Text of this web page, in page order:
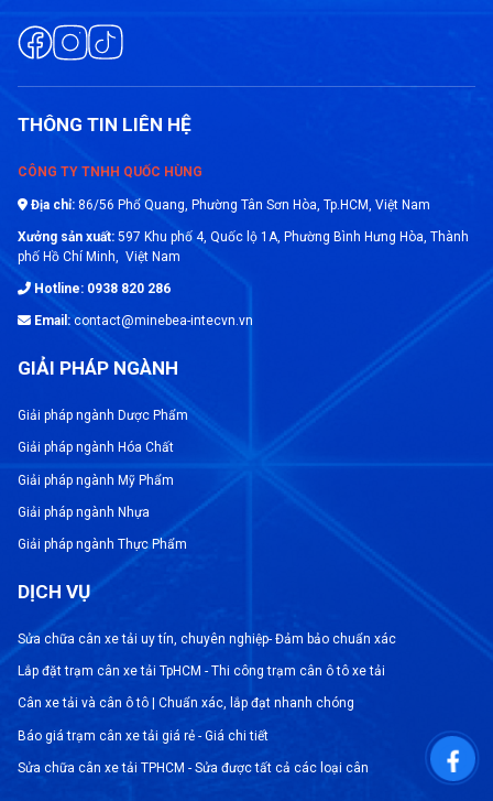
viên trong nhóm thảo luận về lớp
THÔNG TIN LIÊN HỆ
CÔNG TY TNHH QUỐC HÙNG
Địa chỉ: 86/56 Phổ Quang, Phường Tân Sơn Hòa, Tp.HCM, Việt Nam
Xưởng sản xuất:597 Khu phố 4, Quốc lộ 1A, Phường Bình Hưng Hòa, Thành
phố Hồ Chí Minh, Việt Nam
Hotline: 0938 820 286
Email:contact@minebea-intecvn.vn
GIẢI PHÁP NGÀNH
Giải pháp ngành Dược Phẩm
Giải pháp ngành Hóa Chất
Giải pháp ngành Mỹ Phẩm
Giải pháp ngành Nhựa
Giải pháp ngành Thực Phẩm
DỊCH VỤ
Sửa chữa cân xe tải uy tín, chuyên nghiệp- Đảm bảo chuẩn xác
Lắp đặt trạm cân xe tải TpHCM - Thi công trạm cân ô tô xe tải
Cân xe tải và cân ô tô | Chuẩn xác, lắp đạt nhanh chóng
Báo giá trạm cân xe tải giá rẻ - Giá chi tiết
Sửa chữa cân xe tải TPHCM - Sửa được tất cả các loại cân